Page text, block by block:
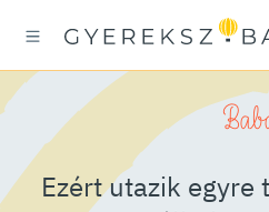
Ezért utazik egyre